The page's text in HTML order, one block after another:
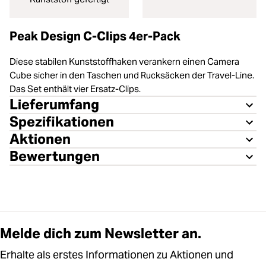
Peak Design C-Clips 4er-Pack
Diese stabilen Kunststoffhaken verankern einen Camera
Cube sicher in den Taschen und Rucksäcken der Travel-Line.
Das Set enthält vier Ersatz-Clips.
Lieferumfang
Spezifikationen
Aktionen
Bewertungen
Melde dich zum Newsletter an.
Erhalte als erstes Informationen zu Aktionen und